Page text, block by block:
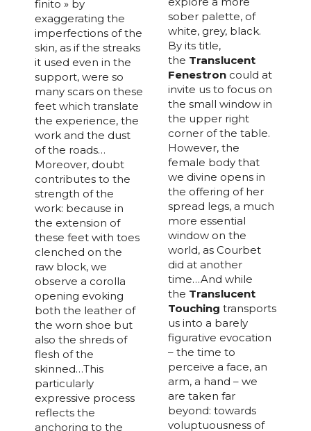
finito » by
exaggerating the
imperfections of the
skin, as if the streaks
it used even in the
support, were so
many scars on these
feet which translate
the experience, the
work and the dust
of the roads…
Moreover, doubt
contributes to the
strength of the
work: because in
the extension of
these feet with toes
clenched on the
raw block, we
observe a corolla
opening evoking
both the leather of
the worn shoe but
also the shreds of
flesh of the
skinned…This
particularly
expressive process
reflects the
anchoring to the
sober palette, of
white, grey, black.
By its title,
the Translucent
Fenestroncould at
invite us to focus on
the small window in
the upper right
corner of the table.
However, the
female body that
we divine opens in
the offering of her
spread legs, a much
more essential
window on the
world, as Courbet
did at another
time…And while
the Translucent
Touching transports
us into a barely
figurative evocation
– the time to
perceive a face, an
arm, a hand – we
are taken far
beyond: towards
voluptuousness of